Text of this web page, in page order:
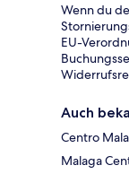
Wenn du
EU-
Auch
Centro
Malaga